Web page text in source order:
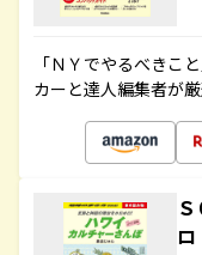
「ＮＹでやるべきこ
カーと達人編集者が